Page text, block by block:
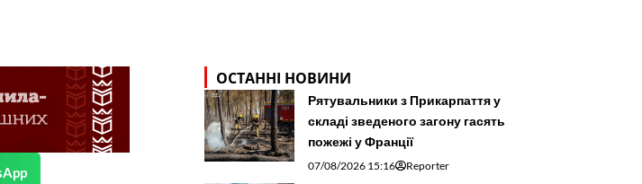
ОСТАННІ НОВИНИ
Рятувальники з Прикарпаття у
складі зведеного загону гасять
пожежі у Франції
07/08/2026 15:16 Reporter